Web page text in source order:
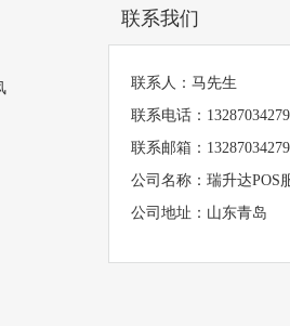
联系我们
联系人：马先生
联系电话：13287034279
联系邮箱：
公司名称：瑞升达POS
公司地址：山东青岛